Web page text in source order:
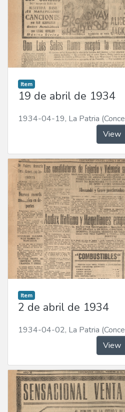
Item
19 de abril de 1934
1934-04-19, La Patria
View
Item
2 de abril de 1934
1934-04-02, La Patria
View